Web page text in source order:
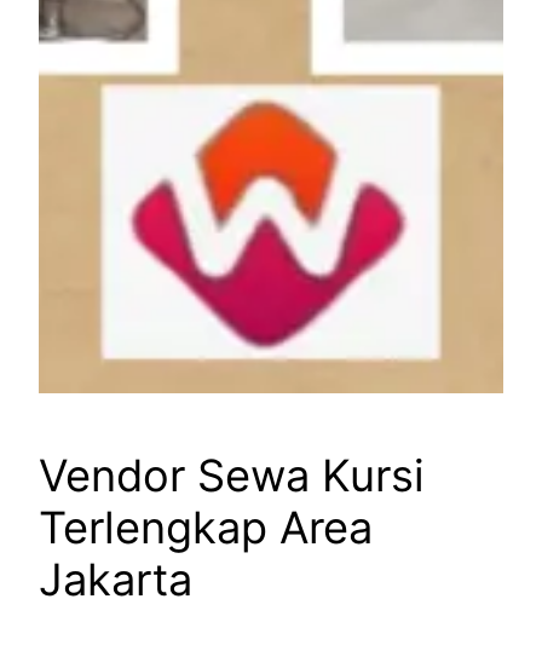
Vendor Sewa Kursi
Terlengkap Area
Jakarta